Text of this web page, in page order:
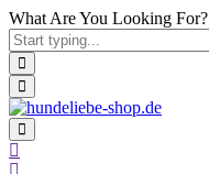
What Are You Looking For?